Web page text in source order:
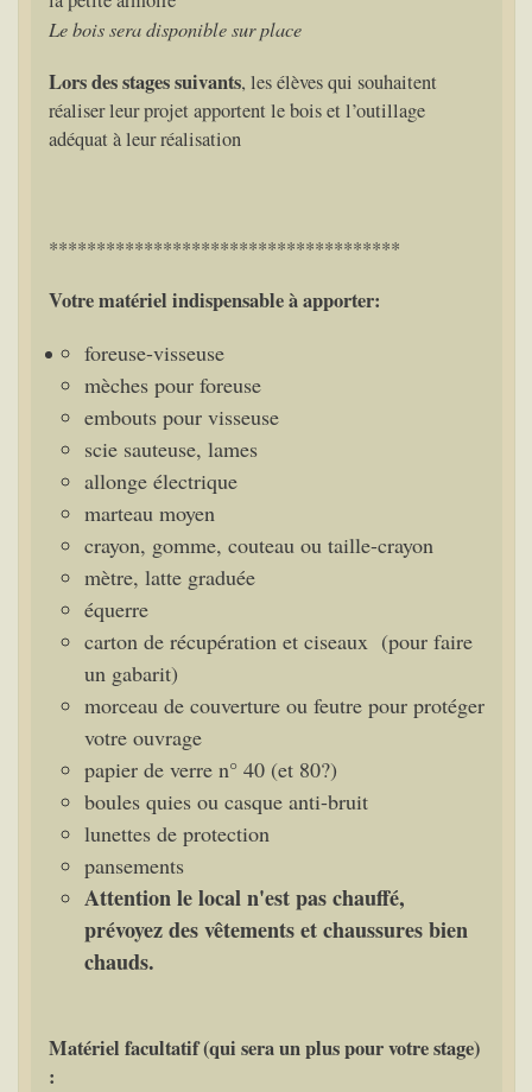
Le bois sera disponible sur place
Lors des stages suivants, les élèves qui souhaitent
réaliser leur projet apportent le bois et l’outillage
adéquat à leur réalisation
*************************************
Votre matériel indispensable à apporter:
foreuse-visseuse
mèches pour foreuse
embouts pour visseuse
scie sauteuse, lames
allonge électrique
marteau moyen
crayon, gomme, couteau ou taille-crayon
mètre, latte graduée
équerre
carton de récupération et ciseaux (pour faire
un gabarit)
morceau de couverture ou feutre pour protéger
votre ouvrage
papier de verre n° 40 (et 80?)
boules quies ou casque anti-bruit
lunettes de protection
pansements
Attention le local n'est pas chauffé,
prévoyez des vêtements et chaussures bien
chauds.
Matériel facultatif (qui sera un plus pour votre stage)
: